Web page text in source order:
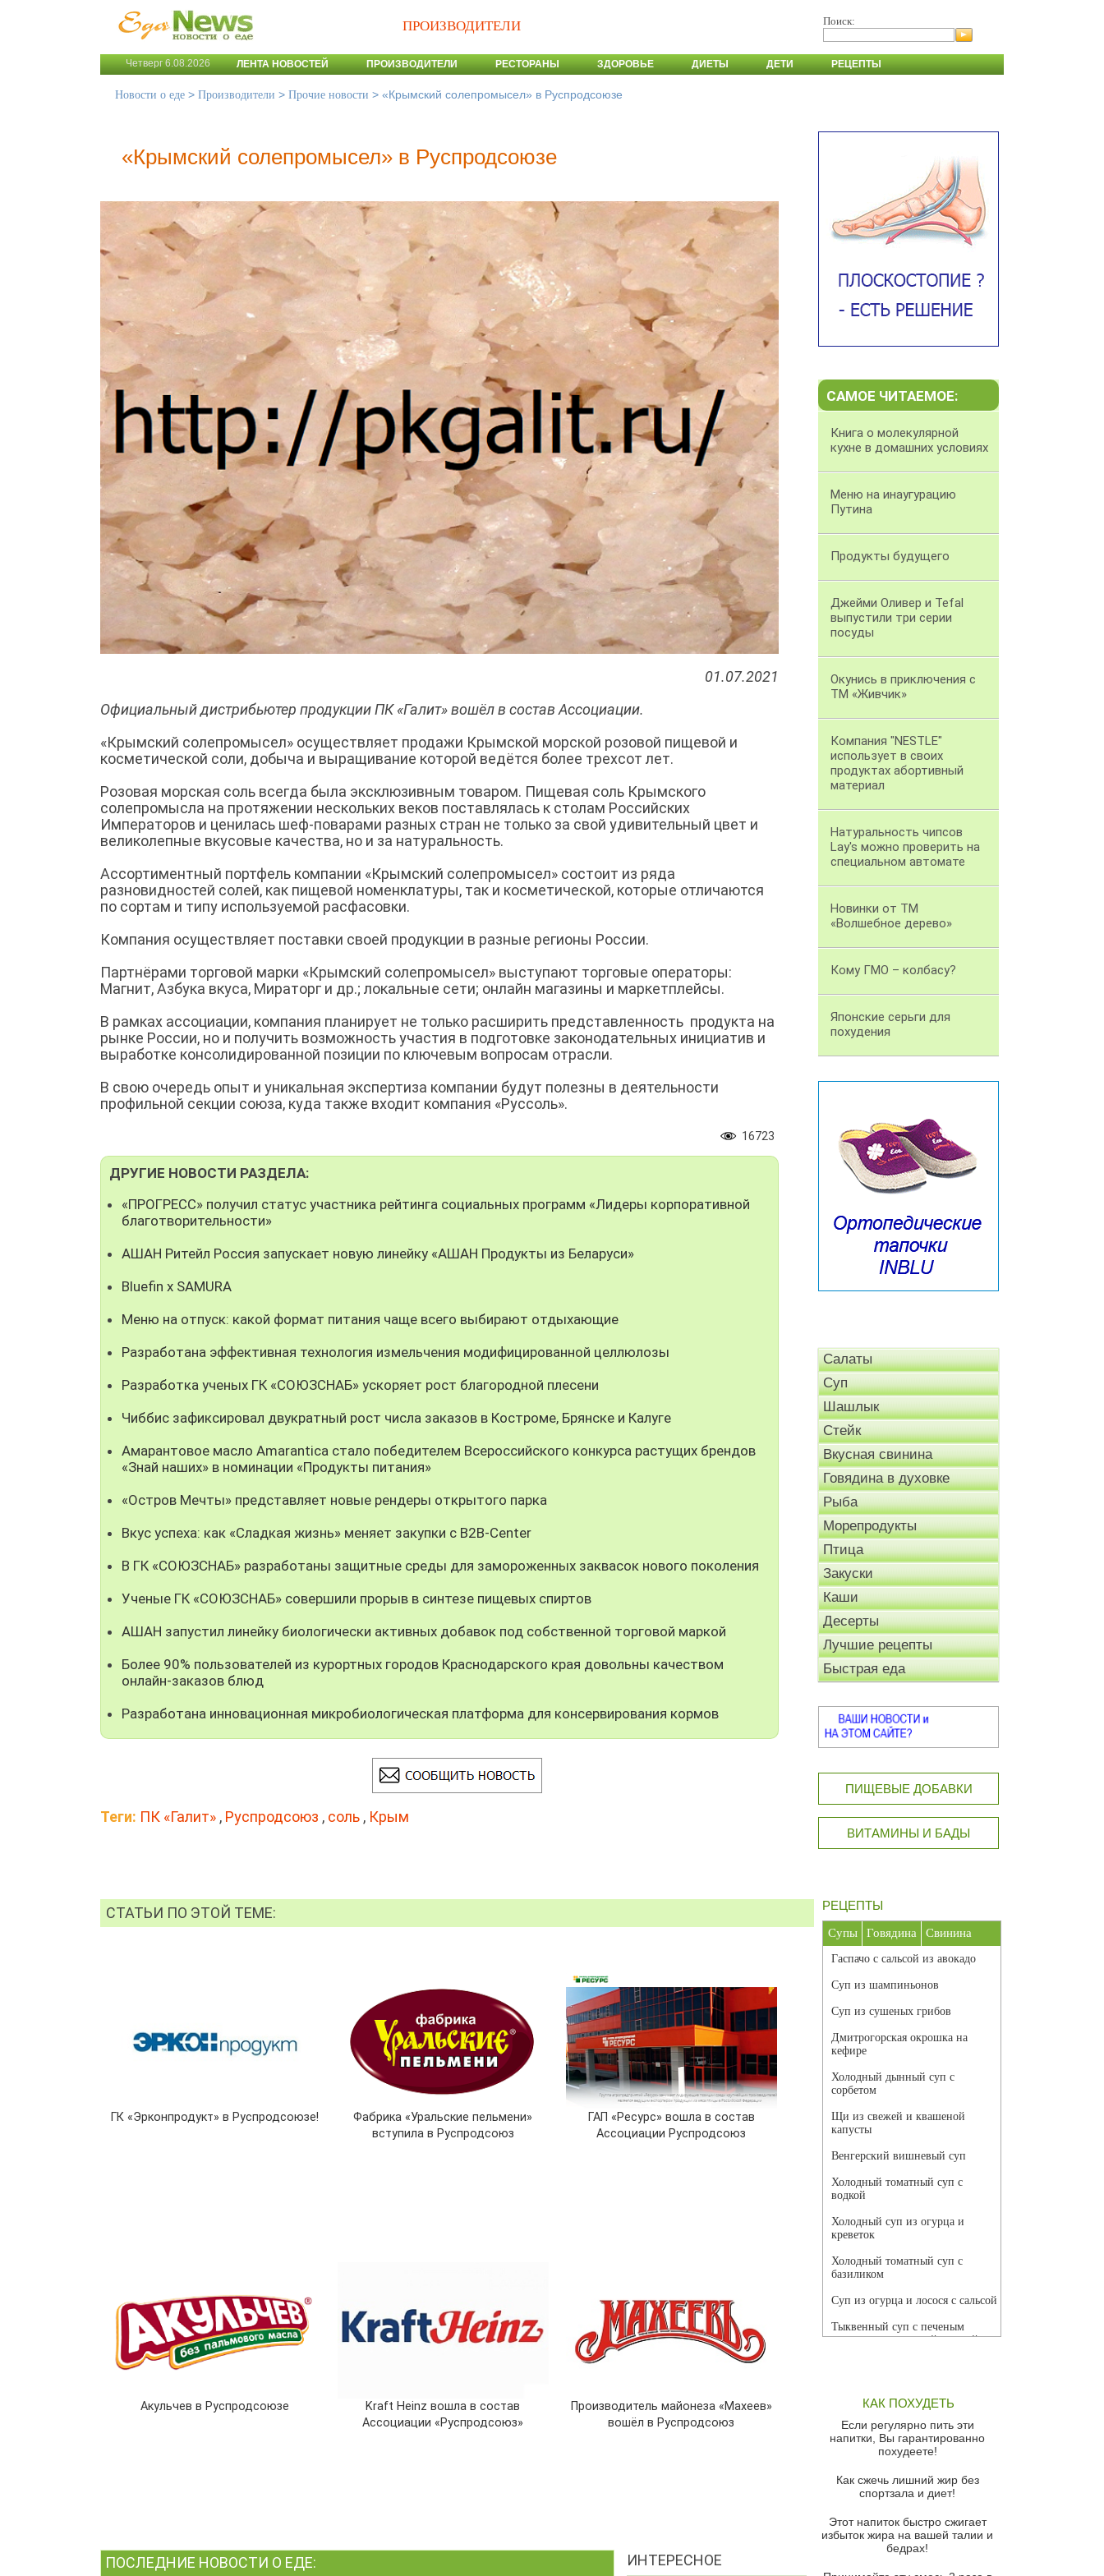
ПРОИЗВОДИТЕЛИ Поиск:
Четверг 6.08.2026 ЛЕНТА НОВОСТЕЙ ПРОИЗВОДИТЕЛИ РЕСТОРАНЫ ЗДОРОВЬЕ ДИЕТЫ ДЕТИ РЕЦЕПТЫ
Новости о еде > Производители > Прочие новости > «Крымский солепромысел» в Руспродсоюзе
«Крымский солепромысел» в Руспродсоюзе
01.07.2021
Официальный дистрибьютер продукции ПК «Галит» вошёл в состав Ассоциации.
«Крымский солепромысел» осуществляет продажи Крымской морской розовой пищевой и
косметической соли, добыча и выращивание которой ведётся более трехсот лет.
Розовая морская соль всегда была эксклюзивным товаром. Пищевая соль Крымского
солепромысла на протяжении нескольких веков поставлялась к столам Российских
Императоров и ценилась шеф-поварами разных стран не только за свой удивительный цвет и
великолепные вкусовые качества, но и за натуральность.
Ассортиментный портфель компании «Крымский солепромысел» состоит из ряда
разновидностей солей, как пищевой номенклатуры, так и косметической, которые отличаются
по сортам и типу используемой расфасовки.
Компания осуществляет поставки своей продукции в разные регионы России.
Партнёрами торговой марки «Крымский солепромысел» выступают торговые операторы:
Магнит, Азбука вкуса, Мираторг и др.; локальные сети; онлайн магазины и маркетплейсы.
В рамках ассоциации, компания планирует не только расширить представленность продукта на
рынке России, но и получить возможность участия в подготовке законодательных инициатив и
выработке консолидированной позиции по ключевым вопросам отрасли.
В свою очередь опыт и уникальная экспертиза компании будут полезны в деятельности
профильной секции союза, куда также входит компания «Руссоль».
16723
ДРУГИЕ НОВОСТИ РАЗДЕЛА:
«ПРОГРЕСС» получил статус участника рейтинга социальных программ «Лидеры корпоративной
благотворительности»
АШАН Ритейл Россия запускает новую линейку «АШАН Продукты из Беларуси»
Bluefin x SAMURA
Меню на отпуск: какой формат питания чаще всего выбирают отдыхающие
Разработана эффективная технология измельчения модифицированной целлюлозы
Разработка ученых ГК «СОЮЗСНАБ» ускоряет рост благородной плесени
Чиббис зафиксировал двукратный рост числа заказов в Костроме, Брянске и Калуге
Амарантовое масло Amarantica стало победителем Всероссийского конкурса растущих брендов
«Знай наших» в номинации «Продукты питания»
«Остров Мечты» представляет новые рендеры открытого парка
Вкус успеха: как «Сладкая жизнь» меняет закупки с B2B-Center
В ГК «СОЮЗСНАБ» разработаны защитные среды для замороженных заквасок нового поколения
Ученые ГК «СОЮЗСНАБ» совершили прорыв в синтезе пищевых спиртов
АШАН запустил линейку биологически активных добавок под собственной торговой маркой
Более 90% пользователей из курортных городов Краснодарского края довольны качеством
онлайн-заказов блюд
Разработана инновационная микробиологическая платформа для консервирования кормов
Теги: ПК «Галит» , Руспродсоюз , соль , Крым
СТАТЬИ ПО ЭТОЙ ТЕМЕ:
ГК «Эрконпродукт» в Руспродсоюзе!
Фабрика «Уральские пельмени»
вступила в Руспродсоюз
ГАП «Ресурс» вошла в состав
Ассоциации Руспродсоюз
Акульчев в Руспродсоюзе
Kraft Heinz вошла в состав
Ассоциации «Руспродсоюз»
Производитель майонеза «Махеев»
вошёл в Руспродсоюз
ПОСЛЕДНИЕ НОВОСТИ О ЕДЕ: ИНТЕРЕСНОЕ
САМОЕ ЧИТАЕМОЕ:
Книга о молекулярной
кухне в домашних условиях
Меню на инаугурацию
Путина
Продукты будущего
Джейми Оливер и Tefal
выпустили три серии
посуды
Окунись в приключения с
ТМ «Живчик»
Компания "NESTLE"
использует в своих
продуктах абортивный
материал
Натуральность чипсов
Lay's можно проверить на
специальном автомате
Новинки от ТМ
«Волшебное дерево»
Кому ГМО – колбасу?
Японские серьги для
похудения
Салаты
Суп
Шашлык
Стейк
Вкусная свинина
Говядина в духовке
Рыба
Морепродукты
Птица
Закуски
Каши
Десерты
Лучшие рецепты
Быстрая еда
ПИЩЕВЫЕ ДОБАВКИ
ВИТАМИНЫ И БАДЫ
РЕЦЕПТЫ
Супы Говядина Свинина
Гаспачо с сальсой из авокадо
Суп из шампиньонов
Суп из сушеных грибов
Дмитрогорская окрошка на
кефире
Холодный дынный суп с
сорбетом
Щи из свежей и квашеной
капусты
Венгерский вишневый суп
Холодный томатный суп с
водкой
Холодный суп из огурца и
креветок
Холодный томатный суп с
базиликом
Суп из огурца и лосося с сальсой
Тыквенный суп с печеным
чесноком и томатной сальсой
красного перца
Парижский луковый суп
Суп из спаржи и горошка с
Суп-крем из цветной капусты
Французский луковый суп
Суп из баклажанов с моцареллой
КАК ПОХУДЕТЬ
Если регулярно пить эти
напитки, Вы гарантированно
похудеете!
Как сжечь лишний жир без
спортзала и диет!
Этот напиток быстро сжигает
избыток жира на вашей талии и
бедрах!